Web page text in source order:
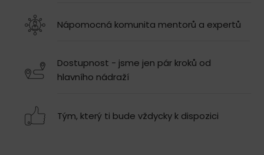
Nápomocná komunita mentorů a expertů
Dostupnost - jsme jen pár kroků od
hlavního nádraží
Tým, který ti bude vždycky k dispozici